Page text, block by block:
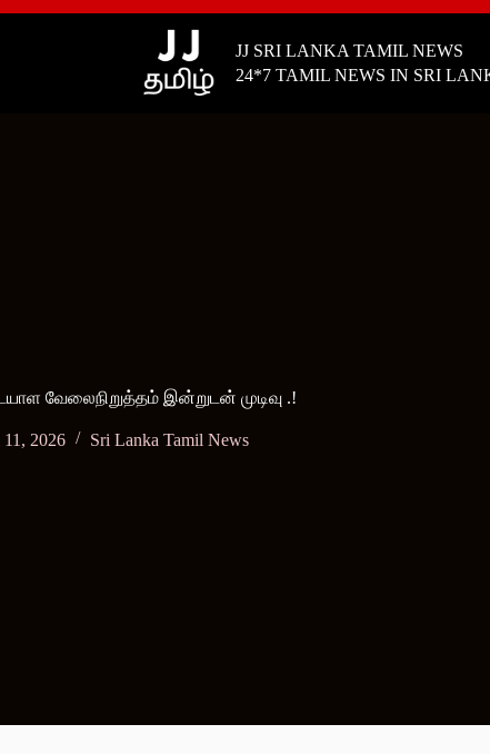
JJ SRI LANKA TAMIL NEWS
24*7 TAMIL NEWS IN SRI
வேலைநிறுத்தம் இன்றுடன் முடிவு .!
2026 Sri Lanka Tamil News